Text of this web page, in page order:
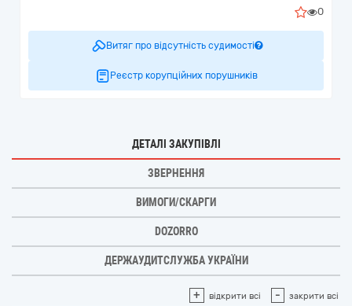
0
Витяг про відсутність судимості
Реєстр корупційних порушників
ДЕТАЛІ ЗАКУПІВЛІ
ЗВЕРНЕННЯ
ВИМОГИ/СКАРГИ
DOZORRO
ДЕРЖАУДИТСЛУЖБА УКРАЇНИ
+ відкрити всі - закрити всі